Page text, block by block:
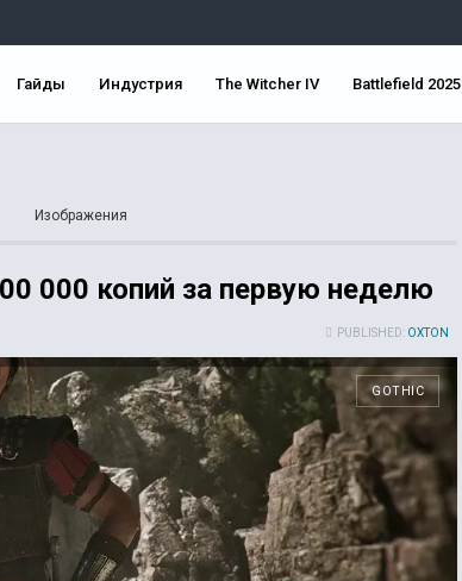
Гайды Индустрия The Witcher IV Battlefield 2025
Изображения
000 копий за первую неделю
PUBLISHED: OXTON
GOTHIC